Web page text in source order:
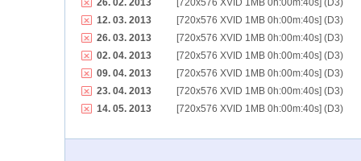
26. 02. 2013
[720x576 XVID 1MB 0h:00m:40s] (D3)
12. 03. 2013
[720x576 XVID 1MB 0h:00m:40s] (D3)
26. 03. 2013
[720x576 XVID 1MB 0h:00m:40s] (D3)
02. 04. 2013
[720x576 XVID 1MB 0h:00m:40s] (D3)
09. 04. 2013
[720x576 XVID 1MB 0h:00m:40s] (D3)
23. 04. 2013
[720x576 XVID 1MB 0h:00m:40s] (D3)
14. 05. 2013
[720x576 XVID 1MB 0h:00m:40s] (D3)